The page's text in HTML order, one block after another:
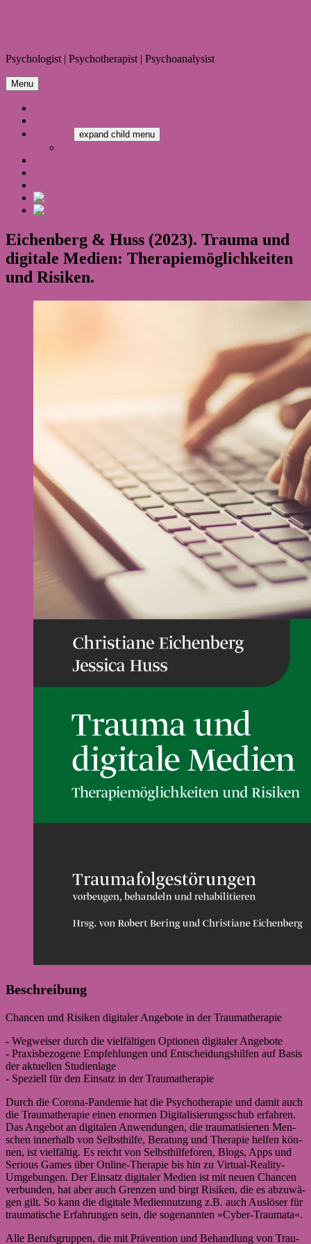
Psy­cho­lo­gist | Psy­cho­the­ra­pist | Psy­cho­ana­ly­sist
Menu
expand child menu
Eichen­berg & Huss (2023). Trauma und
digi­tale Medien: The­ra­pie­mög­lich­kei­ten
und Risi­ken.
Beschrei­bung
Chan­cen und Risi­ken digi­ta­ler Ange­bote in der Trau­ma­the­ra­pie
- Weg­wei­ser durch die viel­fäl­ti­gen Optio­nen digi­ta­ler Ange­bote
- Pra­xis­be­zo­gene Emp­feh­lun­gen und Ent­schei­dungs­hil­fen auf Basis
der aktu­el­len Stu­di­en­lage
- Spe­zi­ell für den Ein­satz in der Trau­ma­the­ra­pie
Durch die Corona-Pandemie hat die Psy­cho­the­ra­pie und damit auch
die Trau­ma­the­ra­pie einen enor­men Digi­ta­li­sie­rungs­schub erfah­ren.
Das Ange­bot an digi­ta­len Anwen­dun­gen, die trau­ma­ti­sier­ten Men­
schen inner­halb von Selbst­hilfe, Bera­tung und The­ra­pie hel­fen kön­
nen, ist viel­fäl­tig. Es reicht von Selbst­hil­fe­fo­ren, Blogs, Apps und
Serious Games über Online-Therapie bis hin zu Virtual-Reality-
Umgebungen. Der Ein­satz digi­ta­ler Medien ist mit neuen Chan­cen
ver­bun­den, hat aber auch Gren­zen und birgt Risi­ken, die es abzu­wä­
gen gilt. So kann die digi­tale Medi­en­nut­zung z.B. auch Aus­lö­ser für
trau­ma­ti­sche Erfah­run­gen sein, die soge­nann­ten »Cyber-Traumata«.
Alle Berufs­grup­pen, die mit Prä­ven­tion und Behand­lung von Trau­